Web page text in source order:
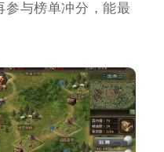
参与榜单冲分，能最